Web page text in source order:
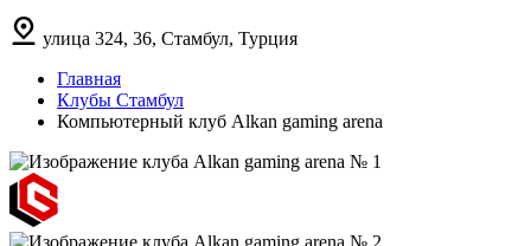
улица 324, 36, Стамбул, Турция
Главная
Клубы Стамбул
Компьютерный клуб Alkan gaming arena